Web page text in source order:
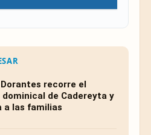
recorre el
de Cadereyta y
a las familias